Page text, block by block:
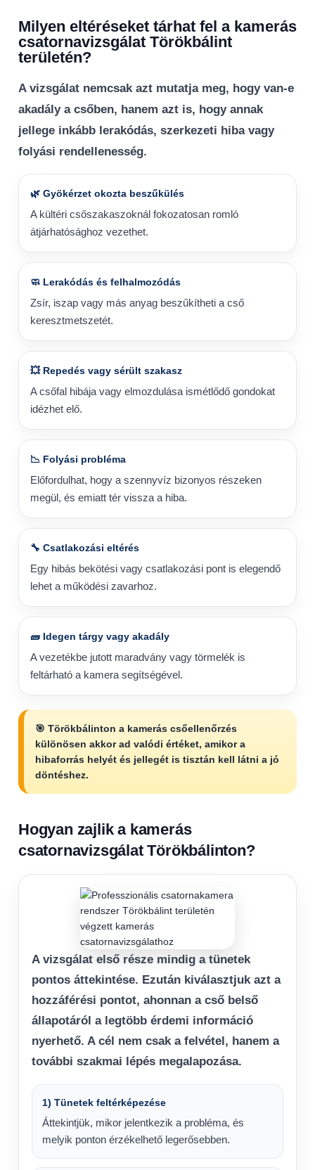
Milyen eltéréseket tárhat fel a kamerás
csatornavizsgálat Törökbálint
területén?
A vizsgálat nemcsak azt mutatja meg, hogy van-e
akadály a csőben, hanem azt is, hogy annak
jellege inkább lerakódás, szerkezeti hiba vagy
folyási rendellenesség.
🌿 Gyökérzet okozta beszűkülés
A kültéri csőszakaszoknál fokozatosan romló
átjárhatósághoz vezethet.
🧼 Lerakódás és felhalmozódás
Zsír, iszap vagy más anyag beszűkítheti a cső
keresztmetszetét.
💥 Repedés vagy sérült szakasz
A csőfal hibája vagy elmozdulása ismétlődő gondokat
idézhet elő.
📉 Folyási probléma
Előfordulhat, hogy a szennyvíz bizonyos részeken
megül, és emiatt tér vissza a hiba.
🔧 Csatlakozási eltérés
Egy hibás bekötési vagy csatlakozási pont is elegendő
lehet a működési zavarhoz.
🧱 Idegen tárgy vagy akadály
A vezetékbe jutott maradvány vagy törmelék is
feltárható a kamera segítségével.
🎯 Törökbálinton a kamerás csőellenőrzés
különösen akkor ad valódi értéket, amikor a
hibaforrás helyét és jellegét is tisztán kell látni a jó
döntéshez.
Hogyan zajlik a kamerás
csatornavizsgálat Törökbálinton?
A vizsgálat első része mindig a tünetek
pontos áttekintése. Ezután kiválasztjuk azt a
hozzáférési pontot, ahonnan a cső belső
állapotáról a legtöbb érdemi információ
nyerhető. A cél nem csak a felvétel, hanem a
további szakmai lépés megalapozása.
1) Tünetek feltérképezése
Áttekintjük, mikor jelentkezik a probléma, és
melyik ponton érzékelhető legerősebben.